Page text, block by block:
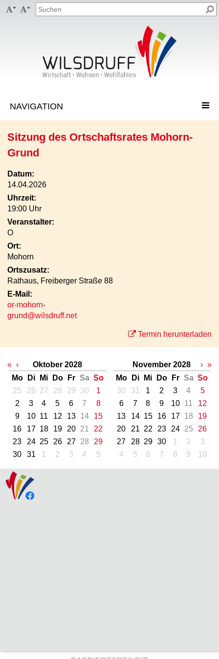
 
Sitzung des Ortschaftsrates Mohorn-
Grund
Datum:
14.04.2026
Uhrzeit:
19:00 Uhr
Veranstalter:
O
Ort:
Mohorn
Ortszusatz:
Rathaus, Freiberger Straße 88
E-Mail:
or-mohorn-
grund@wilsdruff.net
Termin herunterladen
« ‹
Oktober 2028
Mo
Di Mi Do Fr Sa So
25
26 27 28 29 30
1
2
3 4 5 6 7
8
9
10 11 12 13 14
15
16
17 18 19 20 21
22
23
24 25 26 27 28
29
30
31 1 2 3 4 5
November 2028
Mo
Di Mi Do Fr Sa So
30
31 1 2 3 4
5
6
7 8 9 10 11
12
13
14 15 16 17 18
19
20
21 22 23 24 25
26
27
28 29 30 1 2
3
4
5 6 7 8 9 10
› »